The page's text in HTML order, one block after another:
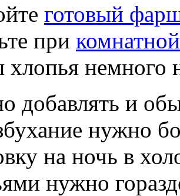
готовый
при
хлопья немного
добавлять и
нужно
на ночь в
нужно